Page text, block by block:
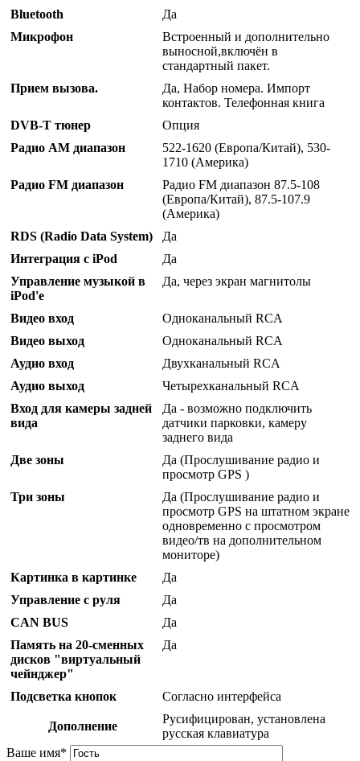
Bluetooth
Да
Микрофон
Встроенный и дополнительно
выносной,включён в
стандартный пакет.
Прием вызова.
Да, Набор номера. Импорт
контактов. Телефонная книга
DVB-T тюнер
Опция
Радио AM диапазон
522-1620 (Европа/Китай), 530-
1710 (Америка)
Радио FM диапазон
Радио FM диапазон 87.5-108
(Европа/Китай), 87.5-107.9
(Америка)
RDS (Radio Data System)
Да
Интеграция с iPod
Да
Управление музыкой в
iPod'е
Да, через экран магнитолы
Видео вход
Одноканальный RCA
Видео выход
Одноканальный RCA
Аудио вход
Двухканальный RCA
Аудио выход
Четырехканальный RCA
Вход для камеры задней
вида
Да - возможно подключить
датчики парковки, камеру
заднего вида
Две зоны
Да (Прослушивание радио и
просмотр GPS )
Три зоны
Да (Прослушивание радио и
просмотр GPS на штатном экране
одновременно с просмотром
видео/тв на дополнительном
мониторе)
Картинка в картинке
Да
Управление с руля
Да
CAN BUS
Да
Память на 20-сменных
дисков "виртуальный
чейнджер"
Да
Подсветка кнопок Согласно интерфейса
Дополнение
Русифицирован, установлена
русская клавиатура
Ваше имя*